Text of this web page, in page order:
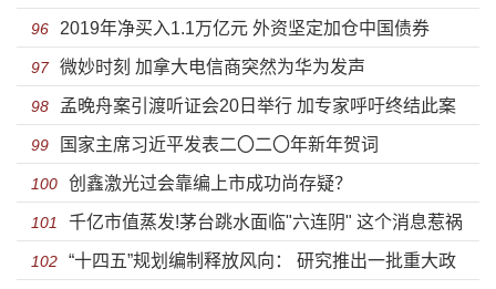
96 2019年净买入1.1万亿元 外资坚定加仓中国债券
97 微妙时刻 加拿大电信商突然为华为发声
98 孟晚舟案引渡听证会20日举行 加专家呼吁终结此案
99 国家主席习近平发表二〇二〇年新年贺词
100 创鑫激光过会靠编上市成功尚存疑？
101 千亿市值蒸发!茅台跳水面临"六连阴" 这个消息惹祸
102 “十四五”规划编制释放风向： 研究推出一批重大政